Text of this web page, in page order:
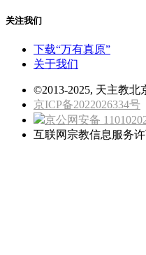
关注我们
下载“万有真原”
关于我们
©2013-2025, 天主教
京ICP备2022026334号
京公网安备
互联网宗教信息服务